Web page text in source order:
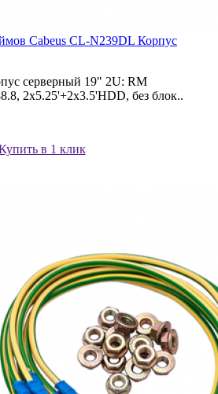
Cabeus CL-N239DL Корпус
cерверный 19" 2U: RM
2x5.25'+2x3.5'HDD, без блок..
в 1 клик